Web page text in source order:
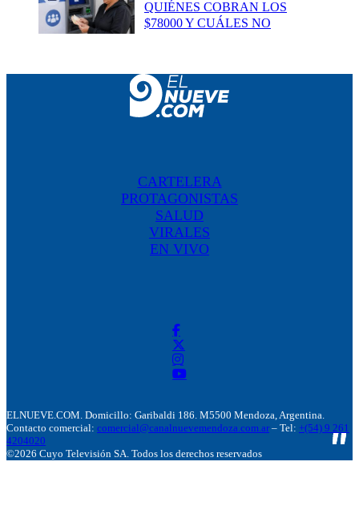
QUIÉNES COBRAN LOS
$78000 Y CUÁLES NO
CARTELERA
PROTAGONISTAS
SALUD
VIRALES
EN VIVO
ELNUEVE.COM. Domicillo: Garibaldi 186. M5500 Mendoza, Argentina.
Contacto comercial: comercial@canalnuevemendoza.com.ar – Tel: +(54) 9 261
4204020
©2026 Cuyo Televisión SA. Todos los derechos reservados